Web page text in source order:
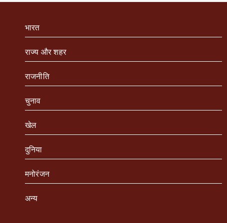
भारत
राज्य और शहर
राजनीति
चुनाव
खेल
दुनिया
मनोरंजन
अन्य